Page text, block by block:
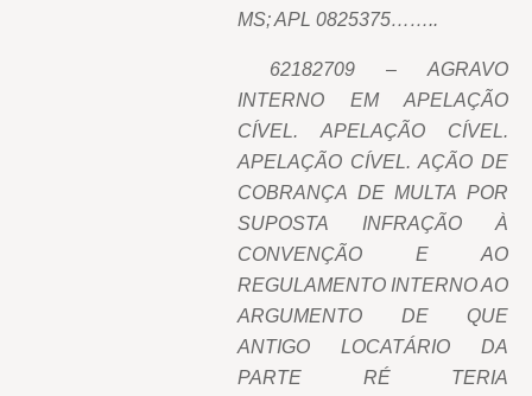
MS; APL 0825375……..
62182709 – AGRAVO
INTERNO EM APELAÇÃO
CÍVEL. APELAÇÃO CÍVEL.
APELAÇÃO CÍVEL. AÇÃO DE
COBRANÇA DE MULTA POR
SUPOSTA INFRAÇÃO À
CONVENÇÃO E AO
REGULAMENTO INTERNO AO
ARGUMENTO DE QUE
ANTIGO LOCATÁRIO DA
PARTE RÉ TERIA